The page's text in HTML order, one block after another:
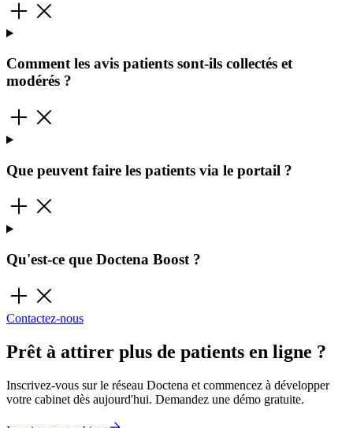
Comment les avis patients sont-ils collectés et
modérés ?
Que peuvent faire les patients via le portail ?
Qu'est-ce que Doctena Boost ?
Contactez-nous
Prêt à attirer plus de patients en ligne ?
Inscrivez-vous sur le réseau Doctena et commencez à développer
votre cabinet dès aujourd'hui. Demandez une démo gratuite.